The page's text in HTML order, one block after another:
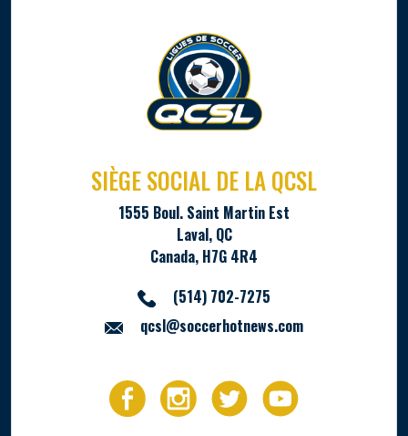
SIÈGE SOCIAL DE LA QCSL
1555 Boul. Saint Martin Est
Laval, QC
Canada, H7G 4R4
(514) 702-7275
qcsl@soccerhotnews.com